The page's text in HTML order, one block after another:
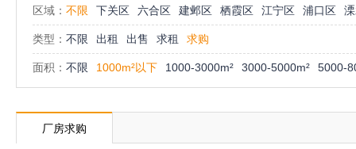
区域： 不限 下关区 六合区 建邺区 栖霞区 江宁区 浦口区
类型： 不限 出租 出售 求租 求购
面积： 不限 1000m²以下 1000-3000m² 3000-5000m² 5000-
厂房求购